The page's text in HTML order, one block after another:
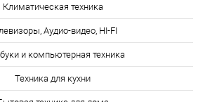
Климатическая техника
Аудио-видео, HI-FI
и компьютерная техника
Техника для кухни